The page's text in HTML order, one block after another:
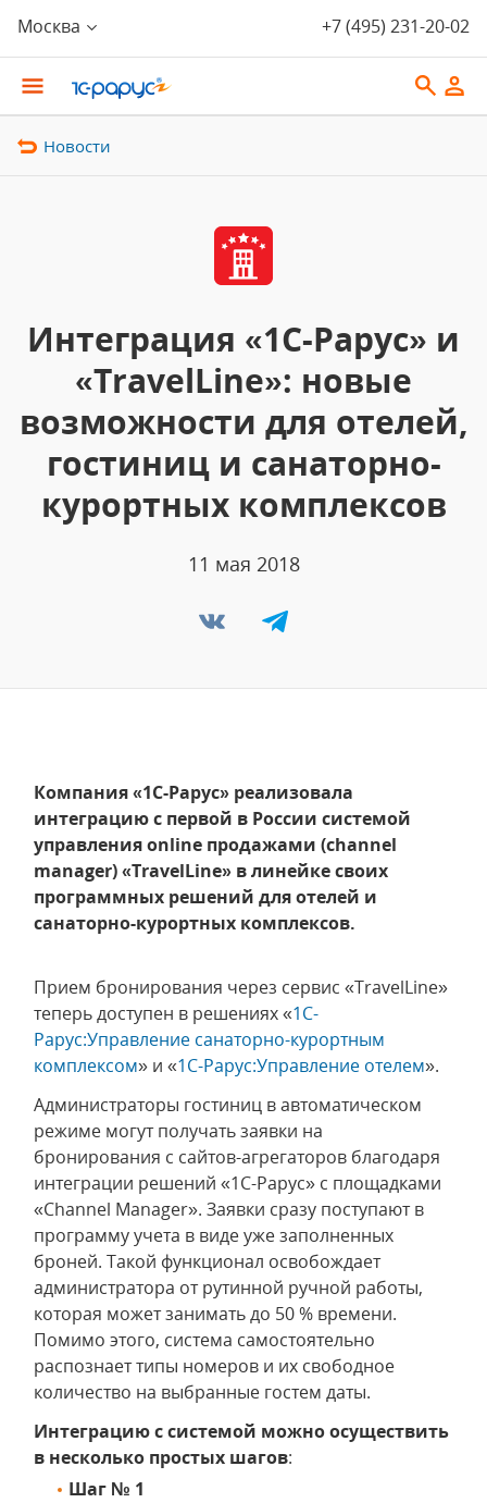
Москва +7 (495) 231-20-02
Новости
Интеграция «1С-Рарус» и
«TravelLine»: новые
возможности для отелей,
гостиниц и санаторно-
курортных комплексов
11 мая 2018
Компания «1С-Рарус» реализовала
интеграцию с первой в России системой
управления online продажами (channel
manager) «TravelLine» в линейке своих
программных решений для отелей и
санаторно-курортных комплексов.
Прием бронирования через сервис «TravelLine»
теперь доступен в решениях «1С-
Рарус:Управление санаторно-курортным
комплексом» и «1С-Рарус:Управление отелем».
Администраторы гостиниц в автоматическом
режиме могут получать заявки на
бронирования с сайтов-агрегаторов благодаря
интеграции решений «1С-Рарус» с площадками
«Channel Manager». Заявки сразу поступают в
программу учета в виде уже заполненных
броней. Такой функционал освобождает
администратора от рутинной ручной работы,
которая может занимать до 50 % времени.
Помимо этого, система самостоятельно
распознает типы номеров и их свободное
количество на выбранные гостем даты.
Интеграцию с системой можно осуществить
в несколько простых шагов:
Шаг № 1